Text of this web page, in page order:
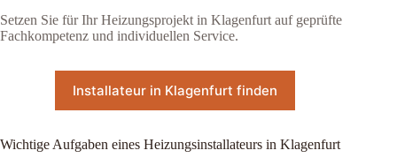
Setzen Sie für Ihr Heizungsprojekt in Klagenfurt auf geprüfte
Fachkompetenz und individuellen Service.
Installateur in Klagenfurt finden
Wichtige Aufgaben eines Heizungsinstallateurs in Klagenfurt